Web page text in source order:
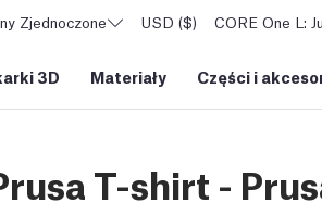
Zjednoczone USD ($) CORE One L:
3D Materiały Części i
T-shirt -